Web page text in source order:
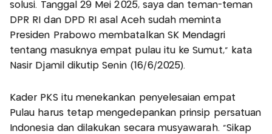
solusi. Tanggal 29 Mei 2025, saya dan teman-teman
DPR RI dan DPD RI asal Aceh sudah meminta
Presiden Prabowo membatalkan SK Mendagri
tentang masuknya empat pulau itu ke Sumut," kata
Nasir Djamil dikutip Senin (16/6/2025).
Kader PKS itu menekankan penyelesaian empat
Pulau harus tetap mengedepankan prinsip persatuan
Indonesia dan dilakukan secara musyawarah. "Sikap